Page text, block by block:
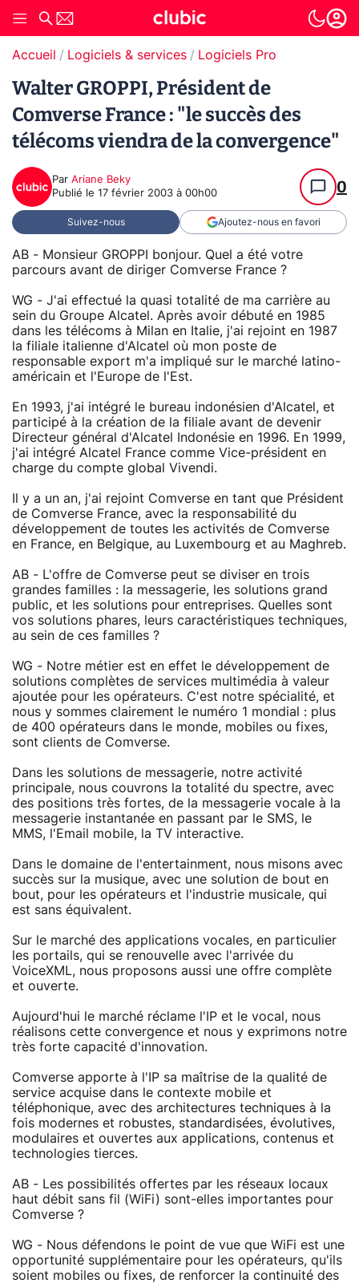
Accueil Logiciels & services Logiciels Pro
Walter GROPPI, Président de
Comverse France : "le succès des
télécoms viendra de la convergence"
Par Ariane Beky
Publié le 17 février 2003 à 00h00 0
Suivez-nous Ajoutez-nous en favori
AB - Monsieur GROPPI bonjour. Quel a été votre
parcours avant de diriger Comverse France ?
WG - J'ai effectué la quasi totalité de ma carrière au
sein du Groupe Alcatel. Après avoir débuté en 1985
dans les télécoms à Milan en Italie, j'ai rejoint en 1987
la filiale italienne d'Alcatel où mon poste de
responsable export m'a impliqué sur le marché latino-
américain et l'Europe de l'Est.
En 1993, j'ai intégré le bureau indonésien d'Alcatel, et
participé à la création de la filiale avant de devenir
Directeur général d'Alcatel Indonésie en 1996. En 1999,
j'ai intégré Alcatel France comme Vice-président en
charge du compte global Vivendi.
Il y a un an, j'ai rejoint Comverse en tant que Président
de Comverse France, avec la responsabilité du
développement de toutes les activités de Comverse
en France, en Belgique, au Luxembourg et au Maghreb.
AB - L'offre de Comverse peut se diviser en trois
grandes familles : la messagerie, les solutions grand
public, et les solutions pour entreprises. Quelles sont
vos solutions phares, leurs caractéristiques techniques,
au sein de ces familles ?
WG - Notre métier est en effet le développement de
solutions complètes de services multimédia à valeur
ajoutée pour les opérateurs. C'est notre spécialité, et
nous y sommes clairement le numéro 1 mondial : plus
de 400 opérateurs dans le monde, mobiles ou fixes,
sont clients de Comverse.
Dans les solutions de messagerie, notre activité
principale, nous couvrons la totalité du spectre, avec
des positions très fortes, de la messagerie vocale à la
messagerie instantanée en passant par le SMS, le
MMS, l'Email mobile, la TV interactive.
Dans le domaine de l'entertainment, nous misons avec
succès sur la musique, avec une solution de bout en
bout, pour les opérateurs et l'industrie musicale, qui
est sans équivalent.
Sur le marché des applications vocales, en particulier
les portails, qui se renouvelle avec l'arrivée du
VoiceXML, nous proposons aussi une offre complète
et ouverte.
Aujourd'hui le marché réclame l'IP et le vocal, nous
réalisons cette convergence et nous y exprimons notre
très forte capacité d'innovation.
Comverse apporte à l'IP sa maîtrise de la qualité de
service acquise dans le contexte mobile et
téléphonique, avec des architectures techniques à la
fois modernes et robustes, standardisées, évolutives,
modulaires et ouvertes aux applications, contenus et
technologies tierces.
AB - Les possibilités offertes par les réseaux locaux
haut débit sans fil (WiFi) sont-elles importantes pour
Comverse ?
WG - Nous défendons le point de vue que WiFi est une
opportunité supplémentaire pour les opérateurs, qu'ils
soient mobiles ou fixes, de renforcer la continuité des